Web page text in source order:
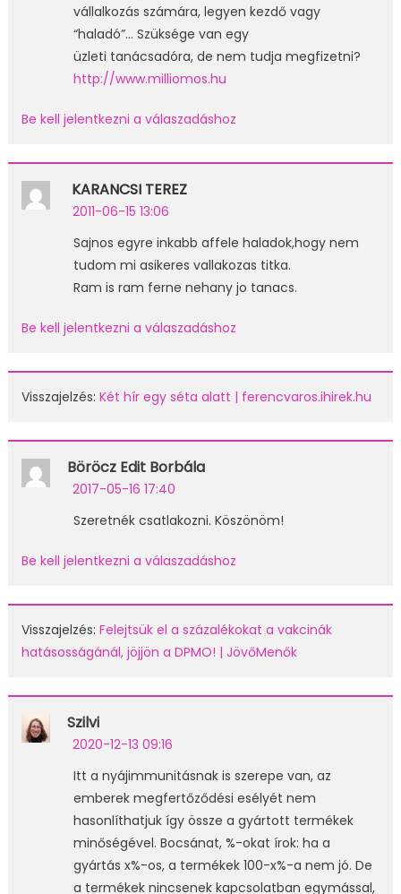
vállalkozás számára, legyen kezdő vagy
“haladó”… Szüksége van egy
üzleti tanácsadóra, de nem tudja megfizetni?
http://www.milliomos.hu
Be kell jelentkezni a válaszadáshoz
KARANCSI TEREZ
2011-06-15 13:06
Sajnos egyre inkabb affele haladok,hogy nem
tudom mi asikeres vallakozas titka.
Ram is ram ferne nehany jo tanacs.
Be kell jelentkezni a válaszadáshoz
Visszajelzés: Két hír egy séta alatt | ferencvaros.ihirek.hu
Böröcz Edit Borbála
2017-05-16 17:40
Szeretnék csatlakozni. Köszönöm!
Be kell jelentkezni a válaszadáshoz
Visszajelzés: Felejtsük el a százalékokat a vakcinák
hatásosságánál, jöjjön a DPMO! | JövőMenők
Szilvi
2020-12-13 09:16
Itt a nyájimmunitásnak is szerepe van, az
emberek megfertőződési esélyét nem
hasonlíthatjuk így össze a gyártott termékek
minőségével. Bocsánat, %-okat írok: ha a
gyártás x%-os, a termékek 100-x%-a nem jó. De
a termékek nincsenek kapcsolatban egymással,